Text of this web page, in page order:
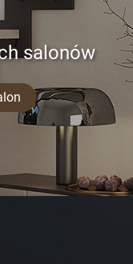
salonów